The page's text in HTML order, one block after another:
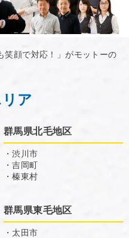
笑顔で対応！」がモットーの
ア
群馬県北毛地区
・渋川市
・吉岡町
・榛東村
群馬県東毛地区
・太田市